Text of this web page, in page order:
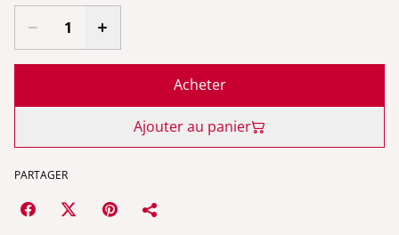
Acheter
Ajouter au panier
PARTAGER